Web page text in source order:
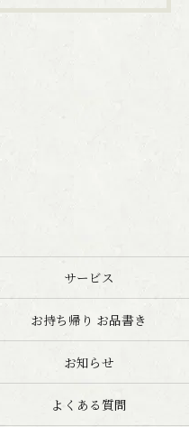
サービス
お持ち帰り お品書き
お知らせ
よくある質問